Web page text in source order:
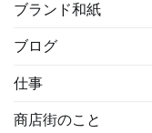
ブランド和紙
ブログ
仕事
商店街のこと